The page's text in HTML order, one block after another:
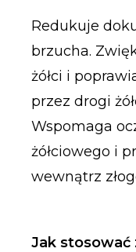
Redukuje
brzucha.
żółci i
przez drogi
Wspomaga
żółciowego i
wewnątrz
Jak stosować